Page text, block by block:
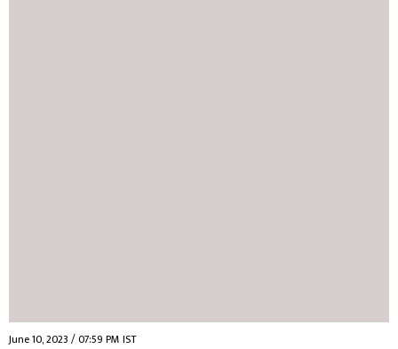
June 10, 2023 / 07:59 PM IST